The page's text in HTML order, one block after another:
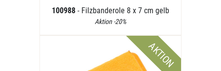
100988 - Filzbanderole 8 x 7 cm gelb
Aktion -20%
AKTION